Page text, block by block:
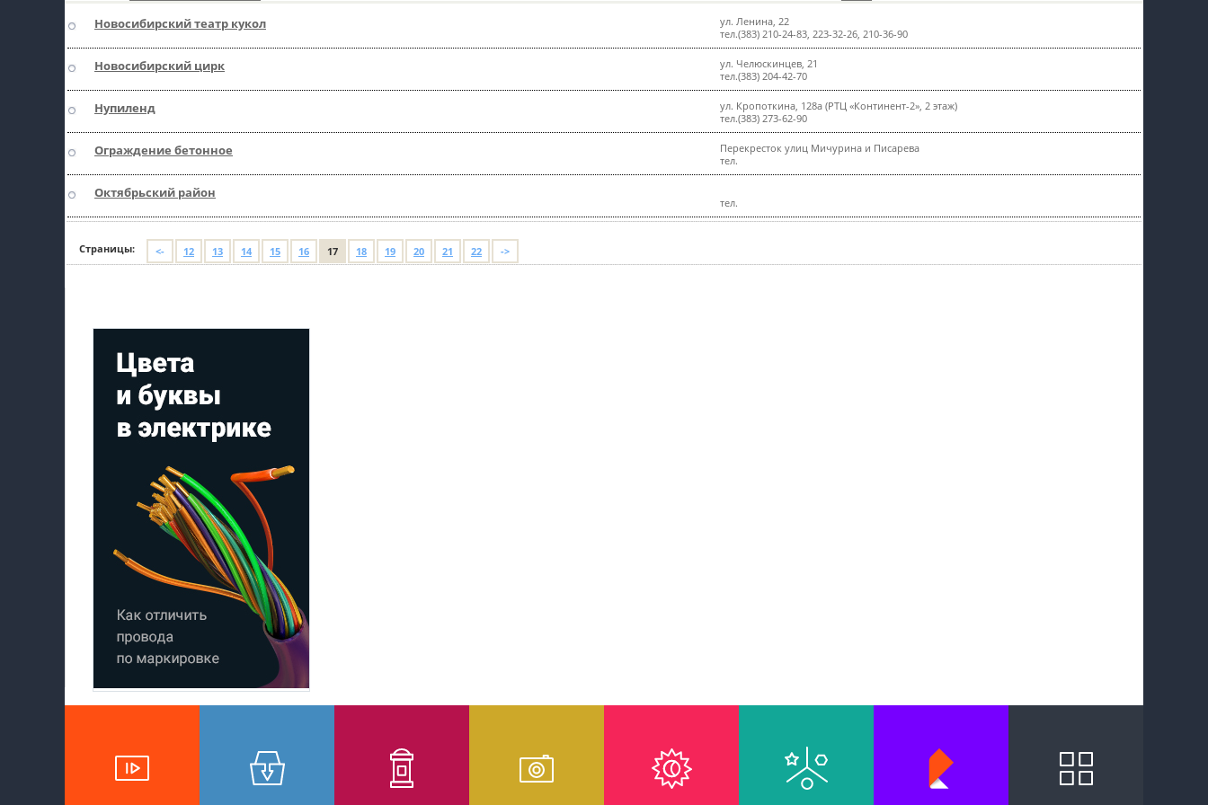
пїЅпїЅпїЅ
пїЅпїЅпїЅпїЅпїЅпїЅпїЅпїЅпїЅпїЅпїЅ
пїЅпїЅпїЅ
пїЅпїЅпїЅ пїЅпїЅпїЅпїЅпїЅ
пїЅпїЅпїЅ пїЅпїЅпїЅпїЅпїЅпїЅ
пїЅпїЅпїЅпїЅпїЅ
пїЅпїЅпїЅпїЅпїЅпїЅпїЅпїЅпїЅпїЅ
Новосибирский театр кукол
ул. Ленина, 22
тел.(383) 210-24-83, 223-32-26, 210-36-90
Новосибирский цирк
ул. Челюскинцев, 21
тел.(383) 204-42-70
Нупиленд
ул. Кропоткина, 128а (РТЦ «Континент-2», 2 этаж)
тел.(383) 273-62-90
Ограждение бетонное
Перекресток улиц Мичурина и Писарева
тел.
Октябрьский район
тел.
Страницы: <- 12 13 14 15 16 17 18 19 20 21 22 ->